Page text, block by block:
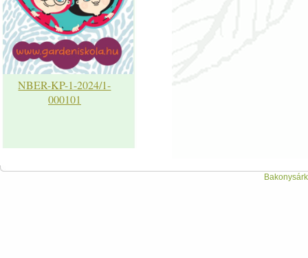
NBER-KP-1-2024/1-
000101